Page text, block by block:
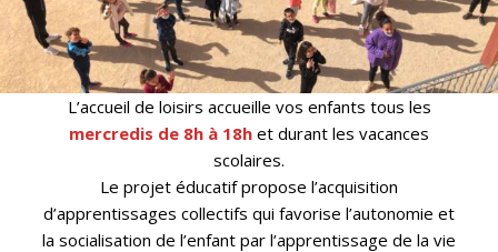
L’accueil de loisirs accueille vos enfants tous les
mercredis de 8h à 18h et durant les vacances
scolaires.
Le projet éducatif propose l’acquisition
d’apprentissages collectifs qui favorise l’autonomie et
la socialisation de l’enfant par l’apprentissage de la vie